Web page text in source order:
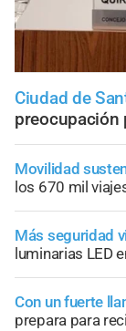
Ciudad de
preocupación
Movilidad
los 670 mil
Más seguridad
luminarias LED
Con un fuerte
prepara para